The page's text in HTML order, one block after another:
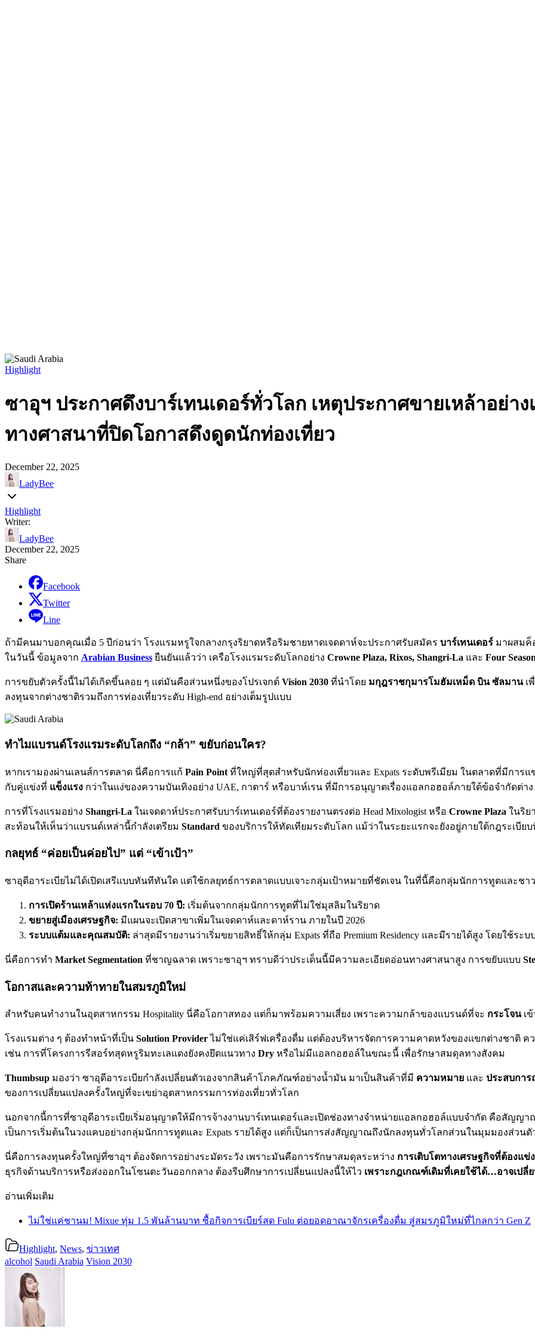
Highlight
ซาอุฯ ประกาศดึงบาร์เทนเดอร์ทั่วโลก เหตุประกาศขายเหล้าอย่
ทางศาสนาที่ปิดโอกาสดึงดูดนักท่องเที่ยว
December 22, 2025
LadyBee
Highlight
Writer:
LadyBee
December 22, 2025
Share
Facebook
Twitter
Line
ถ้ามีคนมาบอกคุณเมื่อ 5 ปีก่อนว่า โรงแรมหรูใจกลางกรุงริยาดหรือริมชายหาดเจดดาห์จะประกาศรับสมัคร บาร์เทนเดอร์ มาผสมค็
ในวันนี้ ข้อมูลจาก Arabian Business ยืนยันแล้วว่า เครือโรงแรมระดับโลกอย่าง Crowne Plaza, Rixos, Shangri-La และ Four
การขยับตัวครั้งนี้ไม่ได้เกิดขึ้นลอย ๆ แต่มันคือส่วนหนึ่งของโปรเจกต์ Vision 2030 ที่นำโดย มกุฎราชกุมารโมฮัมเหม็ด บิน ซัลมานเ
ลงทุนจากต่างชาติรวมถึงการท่องเที่ยวระดับ High-end อย่างเต็มรูปแบบ
ทำไมแบรนด์โรงแรมระดับโลกถึง “กล้า” ขยับก่อนใคร?
หากเรามองผ่านเลนส์การตลาด นี่คือการแก้ Pain Point ที่ใหญ่ที่สุดสำหรับนักท่องเที่ยวและ Expats ระดับพรีเมียม ในตลาดที่มีการ
กับคู่แข่งที่ แข็งแรง กว่าในแง่ของความบันเทิงอย่าง UAE, กาตาร์ หรือบาห์เรน ที่มีการอนุญาตเรื่องแอลกอฮอล์ภายใต้ข้อจำกัดต่า
การที่โรงแรมอย่าง Shangri-La ในเจดดาห์ประกาศรับบาร์เทนเดอร์ที่ต้องรายงานตรงต่อ Head Mixologist หรือ Crowne Plaza ในริย
สะท้อนให้เห็นว่าแบรนด์เหล่านี้กำลังเตรียม Standard ของบริการให้ทัดเทียมระดับโลก แม้ว่าในระยะแรกจะยังอยู่ภายใต้กฎระเบีย
กลยุทธ์ “ค่อยเป็นค่อยไป” แต่ “เข้าเป้า”
ซาอุดีอาระเบียไม่ได้เปิดเสรีแบบทันทีทันใด แต่ใช้กลยุทธ์การตลาดแบบเจาะกลุ่มเป้าหมายที่ชัดเจน ในที่นี้คือกลุ่มนักการทูตและชาว
การเปิดร้านเหล้าแห่งแรกในรอบ 70 ปี: เริ่มต้นจากกลุ่มนักการทูตที่ไม่ใช่มุสลิมในริยาด
ขยายสู่เมืองเศรษฐกิจ: มีแผนจะเปิดสาขาเพิ่มในเจดดาห์และดาห์ราน ภายในปี 2026
ระบบแต้มและคุณสมบัติ: ล่าสุดมีรายงานว่าเริ่มขยายสิทธิ์ให้กลุ่ม Expats ที่ถือ Premium Residency และมีรายได้สูง โดยใช้ระ
นี่คือการทำ Market Segmentation ที่ชาญฉลาด เพราะซาอุฯ ทราบดีว่าประเด็นนี้มีความละเอียดอ่อนทางศาสนาสูง การขยับแบบ
โอกาสและความท้าทายในสมรภูมิใหม่
สำหรับคนทำงานในอุตสาหกรรม Hospitality นี่คือโอกาสทอง แต่ก็มาพร้อมความเสี่ยง เพราะความกล้าของแบรนด์ที่จะ กระโจนเข้
โรงแรมต่าง ๆ ต้องทำหน้าที่เป็น Solution Providerไม่ใช่แค่เสิร์ฟเครื่องดื่ม แต่ต้องบริหารจัดการความคาดหวังของแขกต่างชาติ
เช่น การที่โครงการรีสอร์ทสุดหรูริมทะเลแดงยังคงยึดแนวทาง Dry หรือไม่มีแอลกอฮอล์ในขณะนี้ เพื่อรักษาสมดุลทางสังคม
Thumbsup มองว่า ซาอุดีอาระเบียกำลังเปลี่ยนตัวเองจากสินค้าโภคภัณฑ์อย่างน้ำมัน มาเป็นสินค้าที่มี ความหมาย และ ประสบกา
ของการเปลี่ยนแปลงครั้งใหญ่ที่จะเขย่าอุตสาหกรรมการท่องเที่ยวทั่วโลก
นอกจากนี้การที่ซาอุดีอาระเบียเริ่มอนุญาตให้มีการจ้างงานบาร์เทนเดอร์และเปิดช่องทางจำหน่ายแอลกอฮอล์แบบจำกัด คือสัญญา
เป็นการเริ่มต้นในวงแคบอย่างกลุ่มนักการทูตและ Expats รายได้สูง แต่ก็เป็นการส่งสัญญาณถึงนักลงทุนทั่วโลกส่วนในมุมมองส่วนตั
นี่คือการลงทุนครั้งใหญ่ที่ซาอุฯ ต้องจัดการอย่างระมัดระวัง เพราะมันคือการรักษาสมดุลระหว่าง การเติบโตทางเศรษฐกิจที่ต้องแ
ธุรกิจด้านบริการหรือส่งออกในโซนตะวันออกกลาง ต้องรีบศึกษาการเปลี่ยนแปลงนี้ให้ไว เพราะกฎเกณฑ์เดิมที่เคยใช้ได้…อาจเปลี่
อ่านเพิ่มเติม
ไม่ใช่แค่ชานม! Mixue ทุ่ม 1.5 พันล้านบาท ซื้อกิจการเบียร์สด Fulu ต่อยอดอาณาจักรเครื่องดื่ม สู่สมรภูมิใหม่ที่ไกลกว่า Gen Z
Highlight, News, ข่าวเทศ
alcohol Saudi Arabia Vision 2030